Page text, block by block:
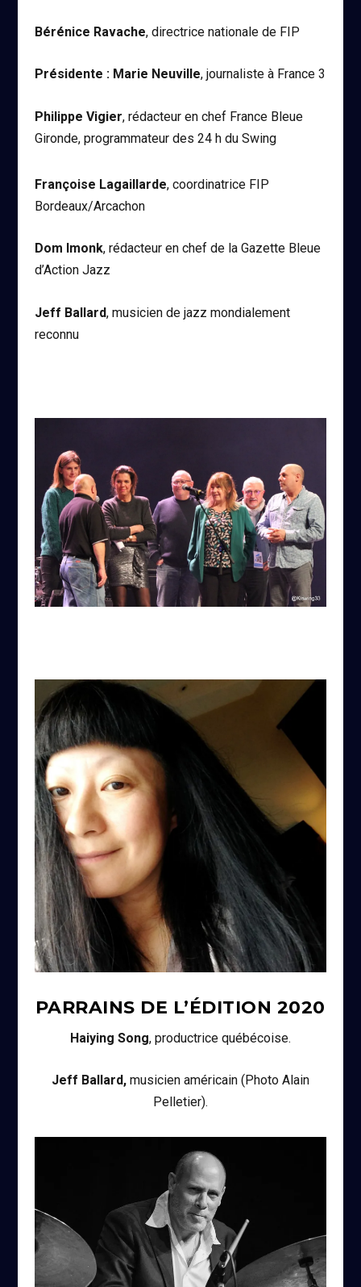
Bérénice Ravache, directrice nationale de FIP
Présidente : Marie Neuville, journaliste à France 3
Philippe Vigier, rédacteur en chef France Bleue
Gironde, programmateur des 24 h du Swing
Françoise Lagaillarde, coordinatrice FIP
Bordeaux/Arcachon
Dom Imonk, rédacteur en chef de la Gazette Bleue
d’Action Jazz
Jeff Ballard, musicien de jazz mondialement
reconnu
PARRAINS DE L’ÉDITION 2020
Haiying Song, productrice québécoise.
Jeff Ballard,musicien américain (Photo Alain
Pelletier).